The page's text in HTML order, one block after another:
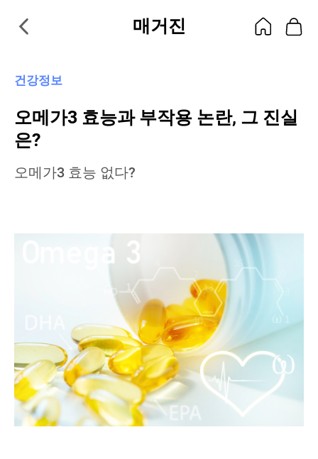
매거진
건강정보
오메가3 효능과 부작용 논란, 그 진실
은?
오메가3 효능 없다?